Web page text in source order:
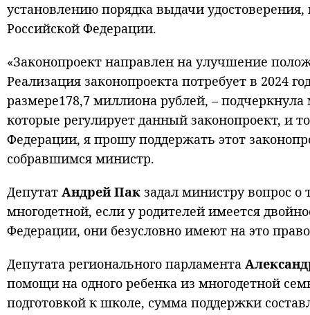
установлению порядка выдачи
Российской Федерации.
«Законопроект направлен на улучшение
Реализация законопроекта потребует в 2024
размере178,7 миллиона рублей, –
которые регулирует данный законопроект, и
Федерации, я прошу поддержать этот
собравшимся министр.
Депутат Андрей Пак задал министру вопрос о
многодетной, если у родителей имеется
Федерации, они безусловно имеют на это
Депутата регионального парламента
помощи на одного ребенка из многодетной
подготовкой к школе, сумма поддержки